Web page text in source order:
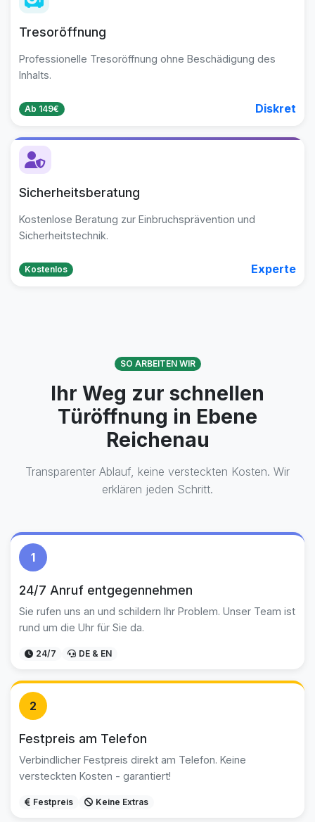
Tresoröffnung
Professionelle Tresoröffnung ohne Beschädigung des
Inhalts.
Ab 149€ Diskret
Sicherheitsberatung
Kostenlose Beratung zur Einbruchsprävention und
Sicherheitstechnik.
Kostenlos Experte
SO ARBEITEN WIR
Ihr Weg zur schnellen
Türöffnung in Ebene
Reichenau
Transparenter Ablauf, keine versteckten Kosten. Wir
erklären jeden Schritt.
1
24/7 Anruf entgegennehmen
Sie rufen uns an und schildern Ihr Problem. Unser Team ist
rund um die Uhr für Sie da.
24/7 DE & EN
2
Festpreis am Telefon
Verbindlicher Festpreis direkt am Telefon. Keine
versteckten Kosten - garantiert!
Festpreis Keine Extras